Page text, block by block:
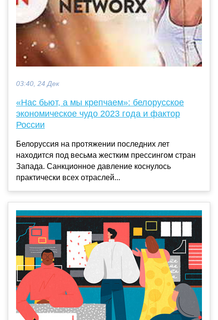
03:40, 24 Дек
«Нас бьют, а мы крепчаем»: белорусское
экономическое чудо 2023 года и фактор
России
Белоруссия на протяжении последних лет
находится под весьма жестким прессингом стран
Запада. Санкционное давление коснулось
практически всех отраслей...